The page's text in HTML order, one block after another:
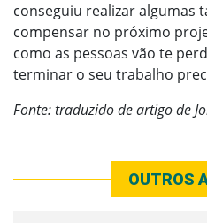
conseguiu realizar algumas
compensar no próximo
como as pessoas vão te
terminar o seu trabalho
Fonte: traduzido de artigo de
OUTROS